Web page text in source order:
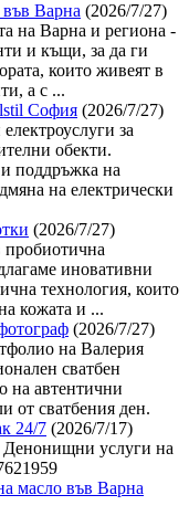
Варна (2026/7/27)
на Варна и региона -
и къщи, за да ги
които живеят в
а с ...
София (2026/7/27)
за
обекти.
поддръжка на
на електрически
(2026/7/27)
пробиотична
иновативни
технология, които
кожата и ...
(2026/7/27)
на Валерия
сватбен
на автентични
от сватбения ден.
24/7 (2026/7/17)
услуги на
масло във Варна